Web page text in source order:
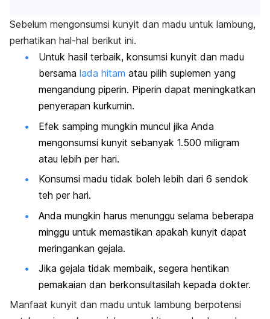
Sebelum mengonsumsi kunyit dan madu untuk lambung,
perhatikan hal-hal berikut ini.
Untuk hasil terbaik, konsumsi kunyit dan madu
bersama lada hitam atau pilih suplemen yang
mengandung piperin. Piperin dapat meningkatkan
penyerapan kurkumin.
Efek samping mungkin muncul jika Anda
mengonsumsi kunyit sebanyak 1.500 miligram
atau lebih per hari.
Konsumsi madu tidak boleh lebih dari 6 sendok
teh per hari.
Anda mungkin harus menunggu selama beberapa
minggu untuk memastikan apakah kunyit dapat
meringankan gejala.
Jika gejala tidak membaik, segera hentikan
pemakaian dan berkonsultasilah kepada dokter.
Manfaat kunyit dan madu untuk lambung berpotensi